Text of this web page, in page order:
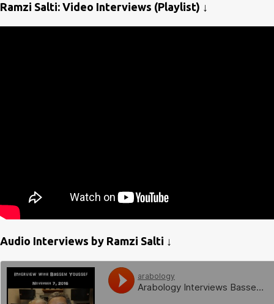
Ramzi Salti: Video Interviews (Playlist) ↓
Audio Interviews by Ramzi Salti ↓